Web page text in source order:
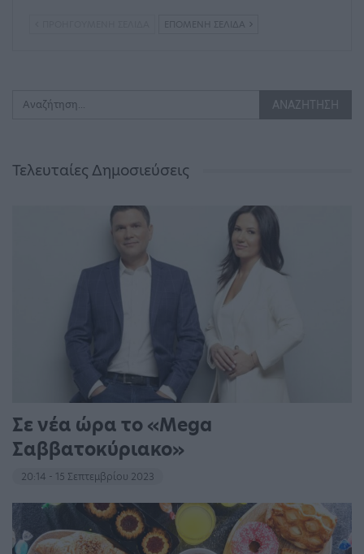
ΕΠΌΜΕΝΗ ΣΕΛΊΔΑ
Τελευταίες Δημοσιεύσεις
Σε νέα ώρα το «Mega
Σαββατοκύριακο»
20:14 - 15 Σεπτεμβρίου 2023